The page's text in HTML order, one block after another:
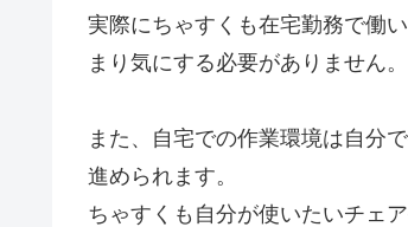
実際にちゃすくも在宅勤務で働
まり気にする必要がありません
また、自宅での作業環境は自分
進められます。
ちゃすくも自分が使いたいチェ